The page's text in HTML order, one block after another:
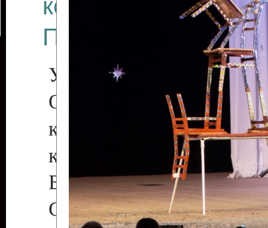
коллективов
Приднестровского
Участники фестиваля:
Образцовый
коллектив
культуры с.
Бендеры ,
Светлана Георгиевна